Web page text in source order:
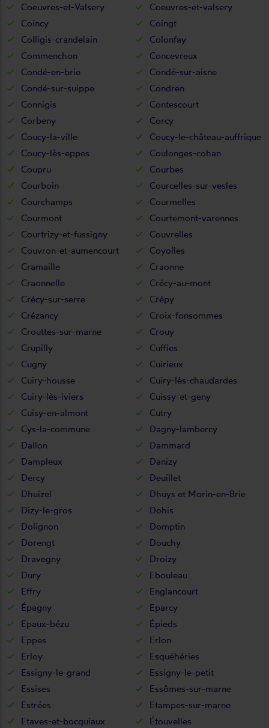
Coeuvres-et-Valsery
Coeuvres-et-valsery
Coincy
Coingt
Colligis-crandelain
Colonfay
Commenchon
Concevreux
Condé-en-brie
Condé-sur-aisne
Condé-sur-suippe
Condren
Connigis
Contescourt
Corbeny
Corcy
Coucy-la-ville
Coucy-le-château-auffrique
Coucy-lès-eppes
Coulonges-cohan
Coupru
Courbes
Courboin
Courcelles-sur-vesles
Courchamps
Courmelles
Courmont
Courtemont-varennes
Courtrizy-et-fussigny
Couvrelles
Couvron-et-aumencourt
Coyolles
Cramaille
Craonne
Craonnelle
Crécy-au-mont
Crécy-sur-serre
Crépy
Crézancy
Croix-fonsommes
Crouttes-sur-marne
Crouy
Crupilly
Cuffies
Cugny
Cuirieux
Cuiry-housse
Cuiry-lès-chaudardes
Cuiry-lès-iviers
Cuissy-et-geny
Cuisy-en-almont
Cutry
Cys-la-commune
Dagny-lambercy
Dallon
Dammard
Dampleux
Danizy
Dercy
Deuillet
Dhuizel
Dhuys et Morin-en-Brie
Dizy-le-gros
Dohis
Dolignon
Domptin
Dorengt
Douchy
Dravegny
Droizy
Dury
Ebouleau
Effry
Englancourt
Épagny
Eparcy
Epaux-bézu
Épieds
Eppes
Erlon
Erloy
Esquéhéries
Essigny-le-grand
Essigny-le-petit
Essises
Essômes-sur-marne
Estrées
Etampes-sur-marne
Etaves-et-bocquiaux
Étouvelles